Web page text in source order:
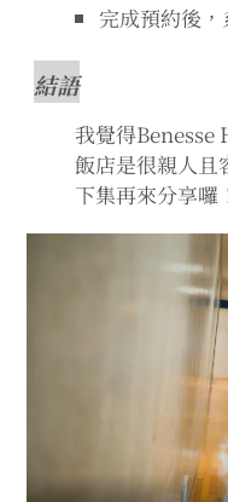
完成預約後
結語
我覺得Benesse
飯店是很親人且
下集再來分享囉